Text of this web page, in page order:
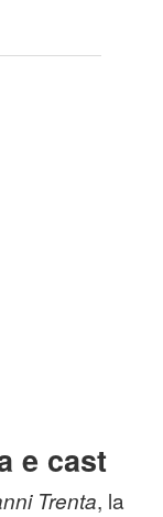
e cast
Trenta, la